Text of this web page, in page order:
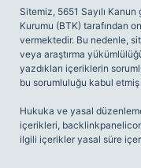
Sitemiz, 5651 Sayılı
Kurumu (BTK) tarafından
vermektedir. Bu nedenle,
veya araştırma
yazdıkları içeriklerin
bu sorumluluğu kabul etmiş
Hukuka ve yasal
içerikleri,
ilgili içerikler yasal süre